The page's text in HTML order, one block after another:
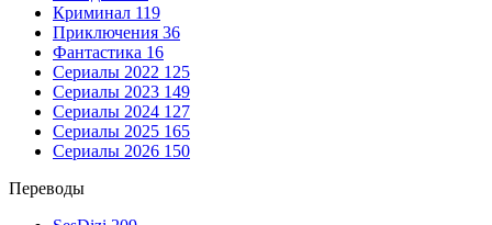
Криминал 119
Приключения 36
Фантастика 16
Сериалы 2022 125
Сериалы 2023 149
Сериалы 2024 127
Сериалы 2025 165
Сериалы 2026 150
Переводы